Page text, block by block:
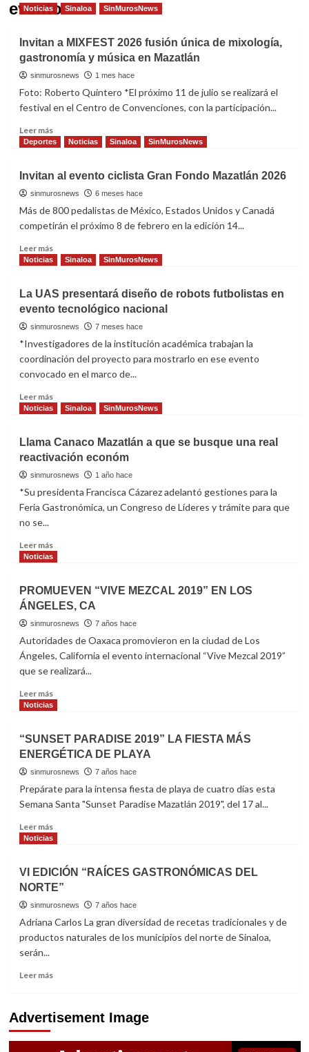
evento
Noticias Sinaloa SinMurosNews
Invitan a MIXFEST 2026 fusión única de mixología,
gastronomía y música en Mazatlán
sinmurosnews 1 mes hace
Foto: Roberto Quintero *El próximo 11 de julio se realizará el
festival en el Centro de Convenciones, con la participación...
Leer másRead
more
a
MIXFEST
2026
fusión
de
mixología,
música
en
Mazatlán
Deportes Noticias Sinaloa SinMurosNews
Invitan al evento ciclista Gran Fondo Mazatlán 2026
sinmurosnews 6 meses hace
Más de 800 pedalistas de México, Estados Unidos y Canadá
competirán el próximo 8 de febrero en la edición 14...
Leer másRead
more
al
evento
ciclista
Gran
Fondo
Mazatlán
2026
Noticias Sinaloa SinMurosNews
La UAS presentará diseño de robots futbolistas en
evento tecnológico nacional
sinmurosnews 7 meses hace
*Investigadores de la institución académica trabajan la
coordinación del proyecto para mostrarlo en ese evento
convocado en el marco de...
Leer másRead
more
UAS
presentará
diseño
de
futbolistas
tecnológico
nacional
Noticias Sinaloa SinMurosNews
Llama Canaco Mazatlán a que se busque una real
reactivación económ
sinmurosnews 1 año hace
*Su presidenta Francisca Cázarez adelantó gestiones para la
Feria Gastronómica, un Congreso de Líderes y trámite para que
no se...
Leer másRead
more
Canaco
Mazatlán
a
que
busque
una
reactivación
económ
Noticias
PROMUEVEN “VIVE MEZCAL 2019” EN LOS
ÁNGELES, CA
sinmurosnews 7 años hace
Autoridades de Oaxaca promovieron en la ciudad de Los
Ángeles, California el evento internacional “Vive Mezcal 2019”
que se realizará...
Leer másRead
more
“VIVE
MEZCAL
2019”
LOS
ÁNGELES,
Noticias
“SUNSET PARADISE 2019” LA FIESTA MÁS
ENERGÉTICA DE PLAYA
sinmurosnews 7 años hace
Prepárate para la intensa fiesta de playa de cuatro días esta
Semana Santa "Sunset Paradise Mazatlán 2019", del 17 al...
Leer másRead
more
“SUNSET
PARADISE
2019”
LA
FIESTA
ENERGÉTICA
Noticias
VI EDICIÓN “RAÍCES GASTRONÓMICAS DEL
NORTE”
sinmurosnews 7 años hace
Adriana Carlos La gran diversidad de recetas tradicionales y de
productos naturales de los municipios del norte de Sinaloa,
serán...
Leer másRead
VI
EDICIÓN
“RAÍCES
Advertisement Image